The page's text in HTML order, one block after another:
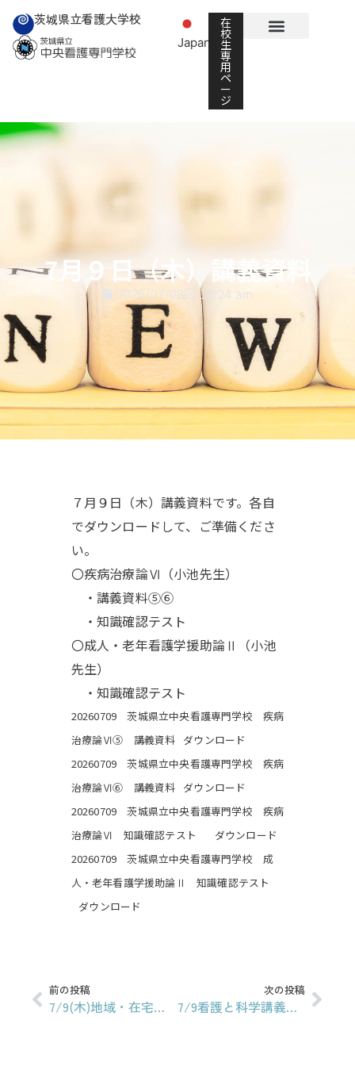
茨城県立看護大学校
Japanese
在
校
生
専
用
ペ
ー
ジ
7月９日（木）講義資料
2026/07/08 10:24 am
７月９日（木）講義資料です。各自
でダウンロードして、ご準備くださ
い。
〇疾病治療論Ⅵ（小池先生）
・講義資料⑤⑥
・知識確認テスト
〇成人・老年看護学援助論Ⅱ（小池
先生）
・知識確認テスト
20260709 茨城県立中央看護専門学校 疾病
治療論Ⅵ⑤ 講義資料 ダウンロード
20260709 茨城県立中央看護専門学校 疾病
治療論Ⅵ⑥ 講義資料 ダウンロード
20260709 茨城県立中央看護専門学校 疾病
治療論Ⅵ 知識確認テスト
ダウンロード
20260709 茨城県立中央看護専門学校 成
人・老年看護学援助論Ⅱ 知識確認テスト
ダウンロード
前の投稿
7/9(木)地域・在宅看護論概論授業資料③
次の投稿
7/9看護と科学講義資料